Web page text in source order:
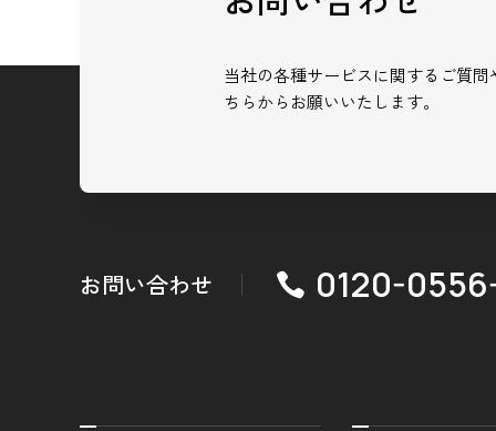
当社の各種サービスに関するご質問
ちらからお願いいたします。
お問い合わせ 0120-